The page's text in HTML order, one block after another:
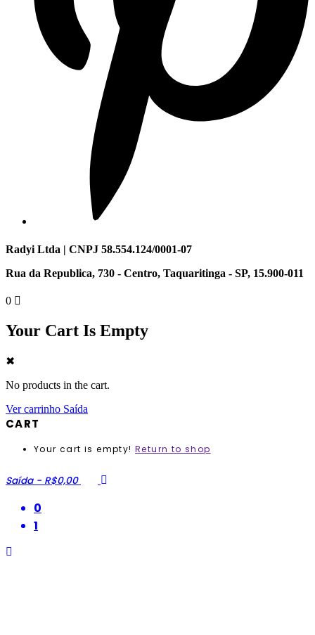
Radyi Ltda | CNPJ 58.554.124/0001-07
Rua da Republica, 730 - Centro, Taquaritinga - SP, 15.900-011
0
Your Cart Is Empty
✖
No products in the cart.
Ver carrinho Saída
CART
Your cart is empty! Return to shop
Saída - R$0,00
0
1